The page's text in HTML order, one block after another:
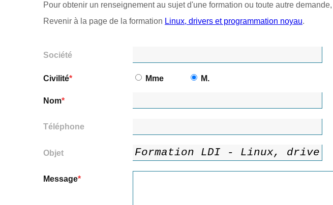
Pour obtenir un renseignement au sujet d'une formation ou toute autre
Revenir à la page de la formation Linux, drivers et programmation noyau.
Société
Civilité Mme M.
Nom
Téléphone
Objet
Message